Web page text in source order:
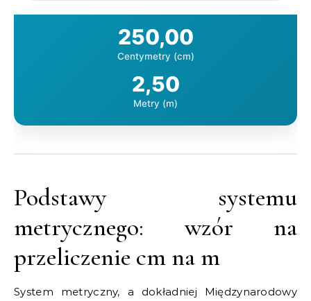
250,00
Centymetry (cm)
2,50
Metry (m)
Podstawy systemu
metrycznego: wzór na
przeliczenie cm na m
System metryczny, a dokładniej Międzynarodowy